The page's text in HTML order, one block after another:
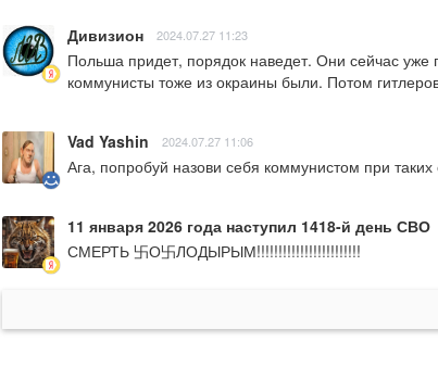
Дивизион 2024.07.27 11:23
Польша придет, порядок наведет. Они сейчас
коммунисты тоже из окраины были. Потом
Vad Yashin 2024.07.27 11:06
Ага, попробуй назови себя коммунистом при
11 января 2026 года наступил 1418-й день СВО
СМЕРТЬ 卐О卐ЛОДЫРЫМ!!!!!!!!!!!!!!!!!!!!!!!!